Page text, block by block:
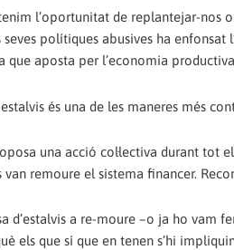
l’oportunitat de replantejar-nos
polítiques abusives ha
que aposta per l’economia
és una de les maneres més
una acció col·lectiva durant tot
remoure el sistema financer.
d’estalvis a re-moure –o ja ho vam
els que sí que en tenen s’hi